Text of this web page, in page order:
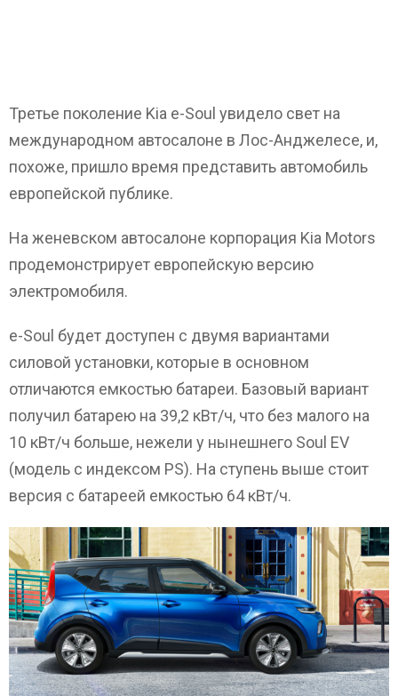
Третье поколение Kia e-Soul увидело свет на
международном автосалоне в Лос-Анджелесе, и,
похоже, пришло время представить автомобиль
европейской публике.
На женевском автосалоне корпорация Kia Motors
продемонстрирует европейскую версию
электромобиля.
e-Soul будет доступен с двумя вариантами
силовой установки, которые в основном
отличаются емкостью батареи. Базовый вариант
получил батарею на 39,2 кВт/ч, что без малого на
10 кВт/ч больше, нежели у нынешнего Soul EV
(модель с индексом PS). На ступень выше стоит
версия с батареей емкостью 64 кВт/ч.